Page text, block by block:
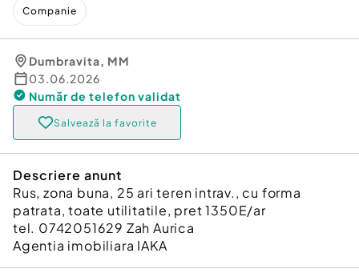
Companie
Dumbravita, MM
03.06.2026
Număr de telefon validat
Salvează la favorite
Descriere anunt
Rus, zona buna, 25 ari teren intrav., cu forma
patrata, toate utilitatile, pret 1350E/ar
tel. 0742051629 Zah Aurica
Agentia imobiliara IAKA